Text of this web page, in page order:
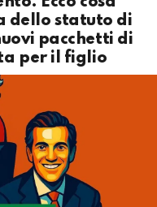
dello statuto di
pacchetti di
per il figlio